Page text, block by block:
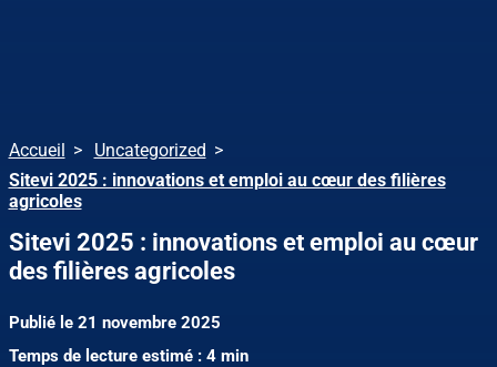
Accueil
Uncategorized
Sitevi 2025 : innovations et emploi au cœur des filières
agricoles
Sitevi 2025 : innovations et emploi au cœur
des filières agricoles
Publié le 21 novembre 2025
Temps de lecture estimé : 4 min